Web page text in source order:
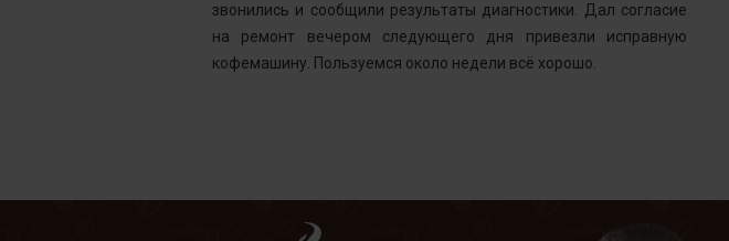
звонились и сообщили результаты диагностики. Дал согласие
на ремонт вечером следующего дня привезли исправную
кофемашину. Пользуемся около недели всё хорошо.